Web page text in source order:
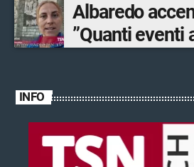
Albaredo
”Quanti eventi
INFO